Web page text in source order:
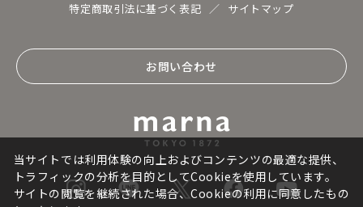
特定商取引法に基づく表記
サイトマップ
お問い合わせ
当サイトでは利用体験の向上およびコンテンツの最適な提供、
トラフィックの分析を目的としてCookieを使用しています。
サイトの閲覧を継続された場合、Cookieの利用に同意したもの